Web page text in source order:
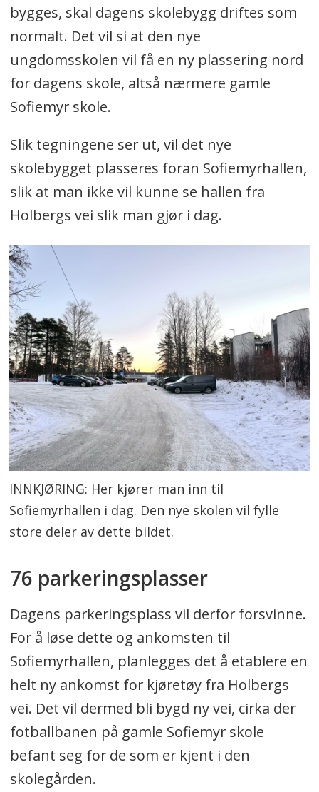
bygges, skal dagens skolebygg driftes som
normalt. Det vil si at den nye
ungdomsskolen vil få en ny plassering nord
for dagens skole, altså nærmere gamle
Sofiemyr skole.
Slik tegningene ser ut, vil det nye
skolebygget plasseres foran Sofiemyrhallen,
slik at man ikke vil kunne se hallen fra
Holbergs vei slik man gjør i dag.
INNKJØRING: Her kjører man inn til
Sofiemyrhallen i dag. Den nye skolen vil fylle
store deler av dette bildet.
76 parkeringsplasser
Dagens parkeringsplass vil derfor forsvinne.
For å løse dette og ankomsten til
Sofiemyrhallen, planlegges det å etablere en
helt ny ankomst for kjøretøy fra Holbergs
vei. Det vil dermed bli bygd ny vei, cirka der
fotballbanen på gamle Sofiemyr skole
befant seg for de som er kjent i den
skolegården.